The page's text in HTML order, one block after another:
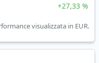
+27,33 %
visualizzata in EUR.